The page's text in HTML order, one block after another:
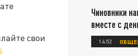
свои
Чиновники
вместе с
14:52